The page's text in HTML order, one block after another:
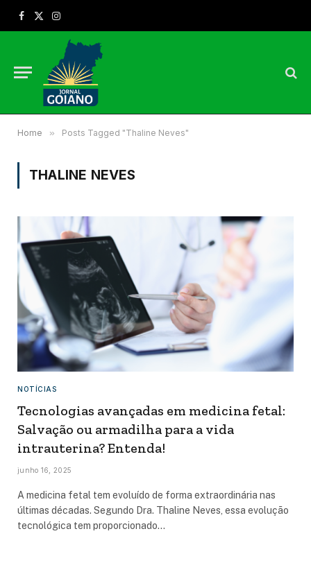
Facebook
X
Instagram
Home » Posts Tagged "Thaline Neves"
THALINE NEVES
NOTÍCIAS
Tecnologias avançadas em medicina fetal:
Salvação ou armadilha para a vida
intrauterina? Entenda!
junho 16, 2025
A medicina fetal tem evoluído de forma extraordinária nas
últimas décadas. Segundo Dra. Thaline Neves, essa evolução
tecnológica tem proporcionado…